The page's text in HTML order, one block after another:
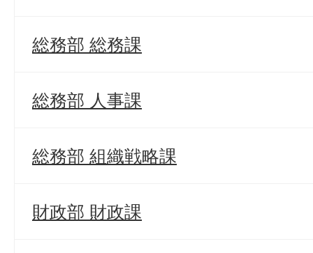
総務部 総務課
総務部 人事課
総務部 組織戦略課
財政部 財政課